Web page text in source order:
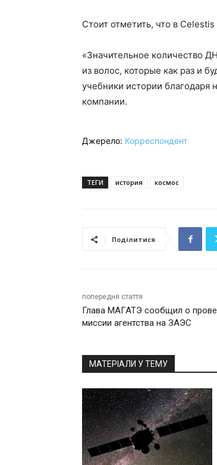
Стоит отметить, что в
«Значительное количество
из волос, которые как раз и
учебники истории
компании.
Джерело: Корреспондент
ТЕГИ история космос
Поділитися
попередня стаття
Глава МАГАТЭ сообщил о
миссии агентства на ЗАЭС
МАТЕРІАЛИ У ТЕМУ